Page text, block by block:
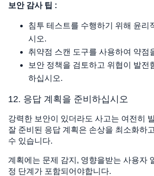
보안 감사 팁 :
침투 테스트를 수행하기 위해 윤리
시오.
취약점 스캔 도구를 사용하여 약점
보안 정책을 검토하고 위협이 발전
하십시오.
12. 응답 계획을 준비하십시오
강력한 보안이 있더라도 사고는 여전히
잘 준비된 응답 계획은 손상을 최소화하
수 있습니다.
계획에는 문제 감지, 영향을받는 사용자
정 단계가 포함되어야합니다.